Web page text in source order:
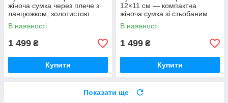
жіноча сумка через плече з
ланцюжком, золотистою
фурнітурою та стьобаним
дизайном
В наявності
1 499 ₴
Купити
12×11 см — компактна
жіноча сумка зі стьобаним
дизайном і ланцюжком
В наявності
1 499 ₴
Купити
Показати ще